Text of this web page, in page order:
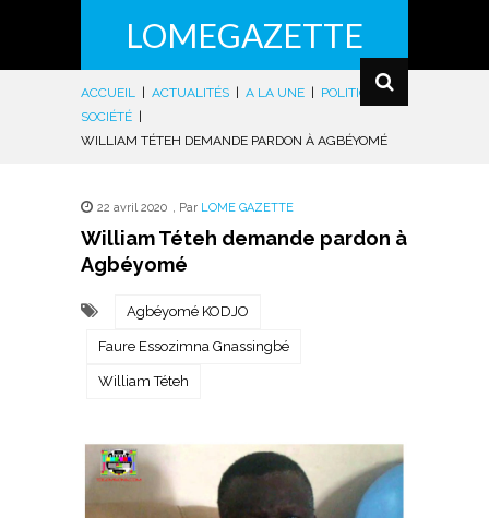
LOMEGAZETTE
ACCUEIL ACTUALITÉS A LA UNE POLITIQUE |
SOCIÉTÉ
WILLIAM TÉTEH DEMANDE PARDON À AGBÉYOMÉ
22 avril 2020 , Par LOME GAZETTE
William Téteh demande pardon à
Agbéyomé
Agbéyomé KODJO
Faure Essozimna Gnassingbé
William Téteh